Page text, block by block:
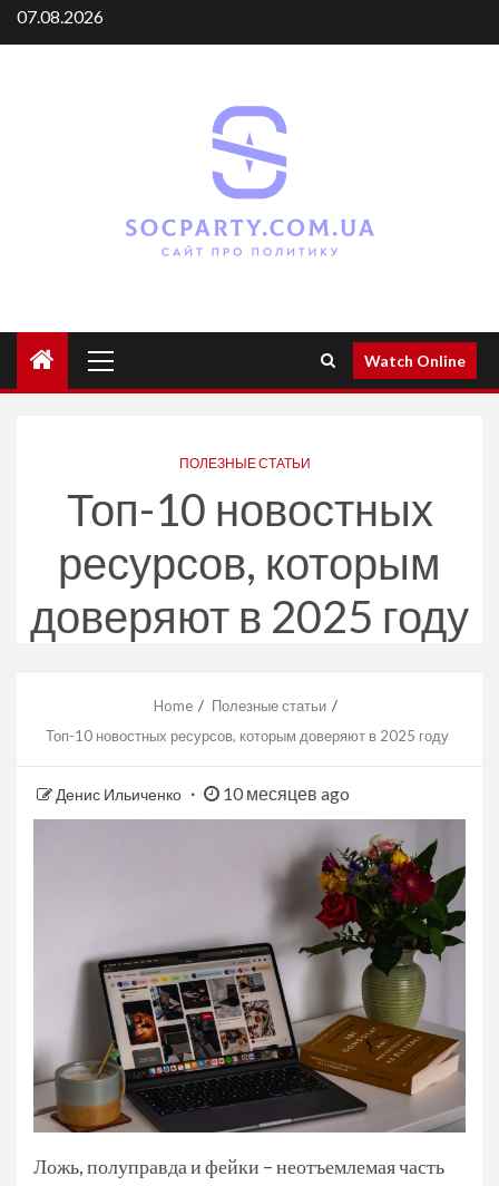
Skip
to
07.08.2026
Menu
Watch Online
ПОЛЕЗНЫЕ СТАТЬИ
Топ-10 новостных
ресурсов, которым
доверяют в 2025 году
Home
Полезные статьи
Топ-10 новостных ресурсов, которым доверяют в 2025 году
Денис Ильиченко 10 месяцев ago
Ложь, полуправда и фейки – неотъемлемая часть